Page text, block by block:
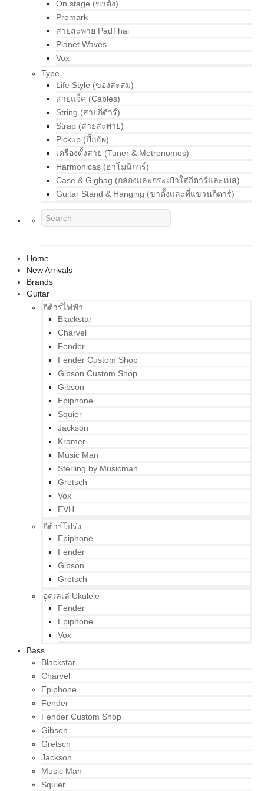
On stage (ขาตั้ง)
Promark
สายสะพาย PadThai
Planet Waves
Vox
Type
Life Style (ของสะสม)
สายแจ็ค (Cables)
String (สายกีต้าร์)
Strap (สายสะพาย)
Pickup (ปิ๊กอัพ)
เครื่องตั้งสาย (Tuner & Metronomes)
Harmonicas (ฮาโมนิการ์)
Case & Gigbag (กล่องและกระเป๋าใส่กีตาร์และเบส)
Guitar Stand & Hanging (ขาตั้งและที่แขวนกีตาร์)
Home
New Arrivals
Brands
Guitar
กีต้าร์ไฟฟ้า
Blackstar
Charvel
Fender
Fender Custom Shop
Gibson Custom Shop
Gibson
Epiphone
Squier
Jackson
Kramer
Music Man
Sterling by Musicman
Gretsch
Vox
EVH
กีต้าร์โปร่ง
Epiphone
Fender
Gibson
Gretsch
อูคูเลเล่ Ukulele
Fender
Epiphone
Vox
Bass
Blackstar
Charvel
Epiphone
Fender
Fender Custom Shop
Gibson
Gretsch
Jackson
Music Man
Squier